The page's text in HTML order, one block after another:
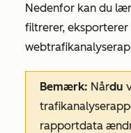
Nedenfor kan du
filtrerer,
Bemærk: Nårdu
rapportdata